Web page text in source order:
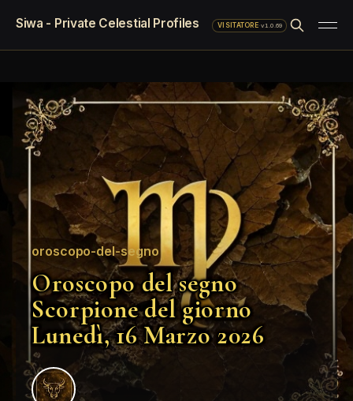
Siwa - Private Celestial Profiles VISITATORE·v1.0.69
oroscopo-del-segno
Oroscopo del segno
Scorpione del giorno
Lunedì, 16 Marzo 2026